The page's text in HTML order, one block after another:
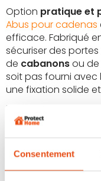
Consentement
Option pratique et
Abus pour cadenas
efficace. Fabriqué
sécuriser des
de cabanonsou de
soit pas fourni avec
une fixation solide
Le
Porte cadenas
sur des
excellent rapport
Renforcé, c’est un
de 15 mm pouvant